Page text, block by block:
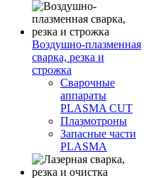
Воздушно-плазменная
сварка, резка и
строжка
Сварочные
аппараты
PLASMA CUT
Плазмотроны
Запасные части
PLASMA